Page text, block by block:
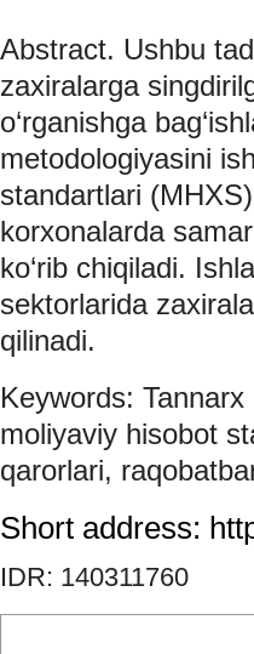
Ushbu
zaxiralarga
o‘rganishga
metodologiyasini
standartlari
korxonalarda
ko‘rib chiqiladi.
sektorlarida
qilinadi.
Tannarx
moliyaviy hisobot
qarorlari,
Short address:
IDR: 140311760